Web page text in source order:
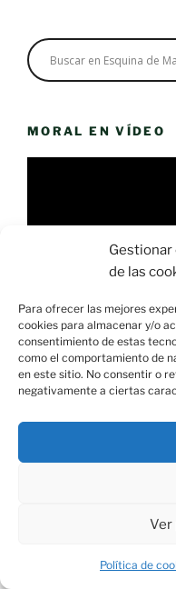
de las
Para ofrecer las mejores
cookies para almacenar y/o
consentimiento de estas
como el comportamiento de
en este sitio. No consentir o
negativamente a ciertas
Ver
Política de
MORAL EN VÍDEO
00:00
COMENTARIOS